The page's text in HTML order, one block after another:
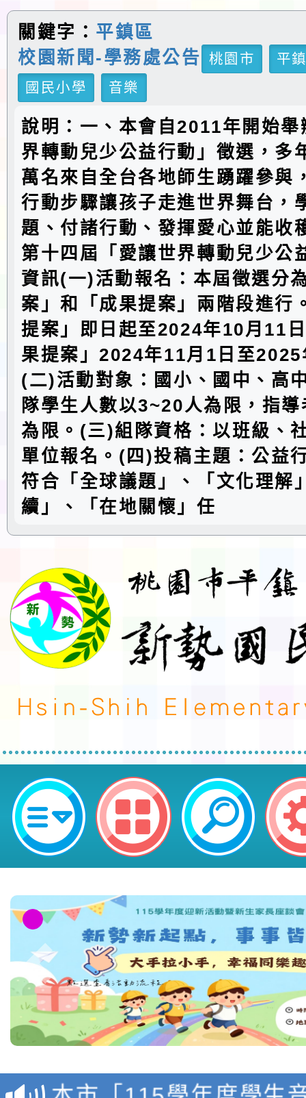
關鍵字： 平鎮區
校園新聞-學務處公告
桃園市
平
國民小學
音樂
說明：一、本會自2011年開始舉
界轉動兒少公益行動」徵選，多
萬名來自全台各地師生踴躍參與
行動步驟讓孩子走進世界舞台，
題、付諸行動、發揮愛心並能收
第十四屆「愛讓世界轉動兒少公
資訊(一)活動報名：本屆徵選分
案」和「成果提案」兩階段進行
提案」即日起至2024年10月11
果提案」2024年11月1日至
(二)活動對象：國小、國中、高
隊學生人數以3~20人為限，指
為限。(三)組隊資格：以班級、
單位報名。(四)投稿主題：公益
符合「全球議題」、「文化理解
續」、「在地關懷」任
neilctes網站設計者：徐嘉裕
檢送「桃園市115學年
賽實施要點」1份
本市「115學年度學生